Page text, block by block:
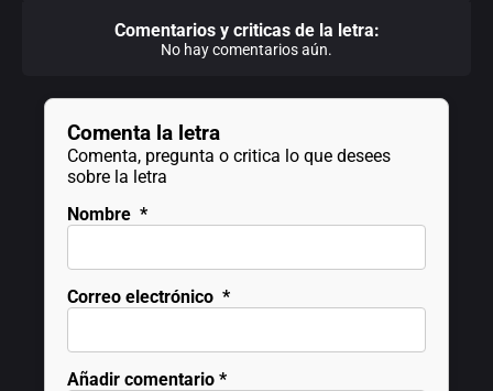
Comentarios y criticas de la letra:
No hay comentarios aún.
Comenta la letra
Comenta, pregunta o critica lo que desees
sobre la letra
Nombre *
Correo electrónico *
Añadir comentario *